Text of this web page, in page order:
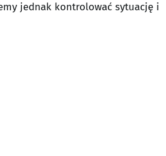
jednak kontrolować sytuację i